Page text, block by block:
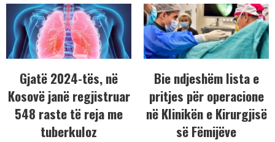
Gjatë 2024-tës, në
Kosovë janë regjistruar
548 raste të reja me
tuberkuloz
Bie ndjeshëm lista e
pritjes për operacione
në Klinikën e Kirurgjisë
së Fëmijëve